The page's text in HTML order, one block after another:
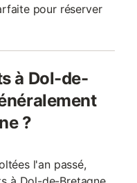
pour réserver
à Dol-de-
?
l'an passé,